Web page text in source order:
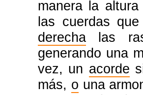
manera la
las cuerdas
derecha las
generando una
vez, un acorde
más, o una